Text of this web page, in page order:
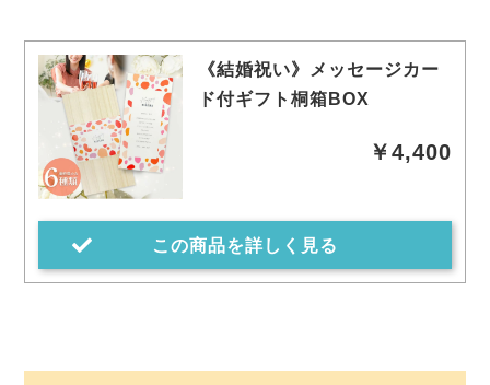
《結婚祝い》メッセージカー
ド付ギフト桐箱BOX
￥4,400
この商品を詳しく見る